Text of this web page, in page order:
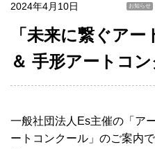
2024年4月10日 お知らせ
「未来に繋ぐア
＆ 手形アートコ
一般社団法人Es主催の「ア
ートコンクール」のご案内